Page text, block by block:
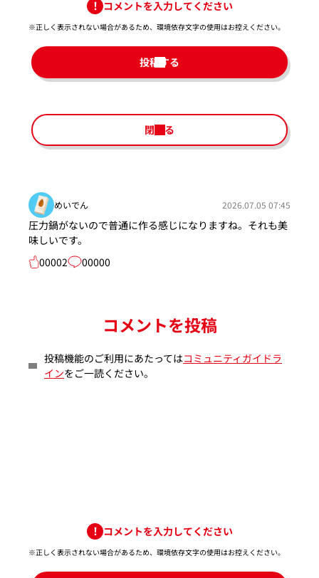
コメントを入力してください
※正しく表示されない場合があるため、環境依存文字の使用はお控えください。​
投稿する
閉じる
めいでん 2026.07.05 07:45
圧力鍋がないので普通に作る感じになりますね。それも美
味しいです。
00002
00000
コメントを投稿
投稿機能のご利用にあたってはコミュニティガイドラ
インをご一読ください。
コメントを入力してください
※正しく表示されない場合があるため、環境依存文字の使用はお控えください。​